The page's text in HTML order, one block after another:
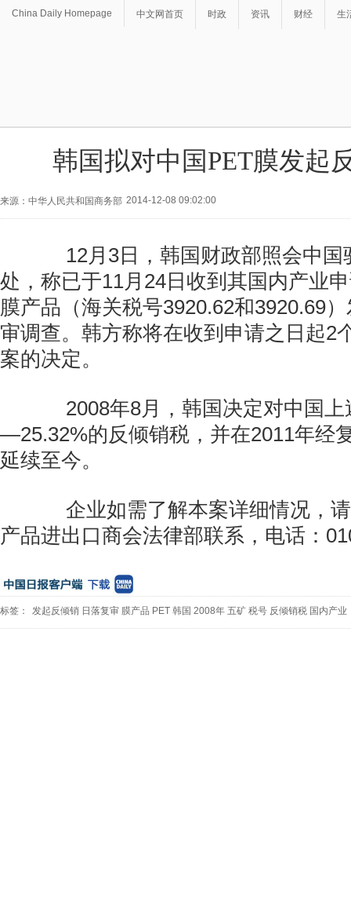
China Daily Homepage 中文网首页 时政 资讯 财经 生
韩国拟对中国PET膜发起
来源：中华人民共和国商务部 2014-12-08 09:02:00
12月3日，韩国财政部照会中国
处，称已于11月24日收到其国内产业
膜产品（海关税号3920.62和3920.69
审调查。韩方称将在收到申请之日起2
案的决定。
2008年8月，韩国决定对中国上
—25.32%的反倾销税，并在2011年经
延续至今。
企业如需了解本案详细情况，请
产品进出口商会法律部联系，电话：
标签： 发起反倾销 日落复审 膜产品 PET 韩国 2008年 五矿 税号 反倾销税 国内产业